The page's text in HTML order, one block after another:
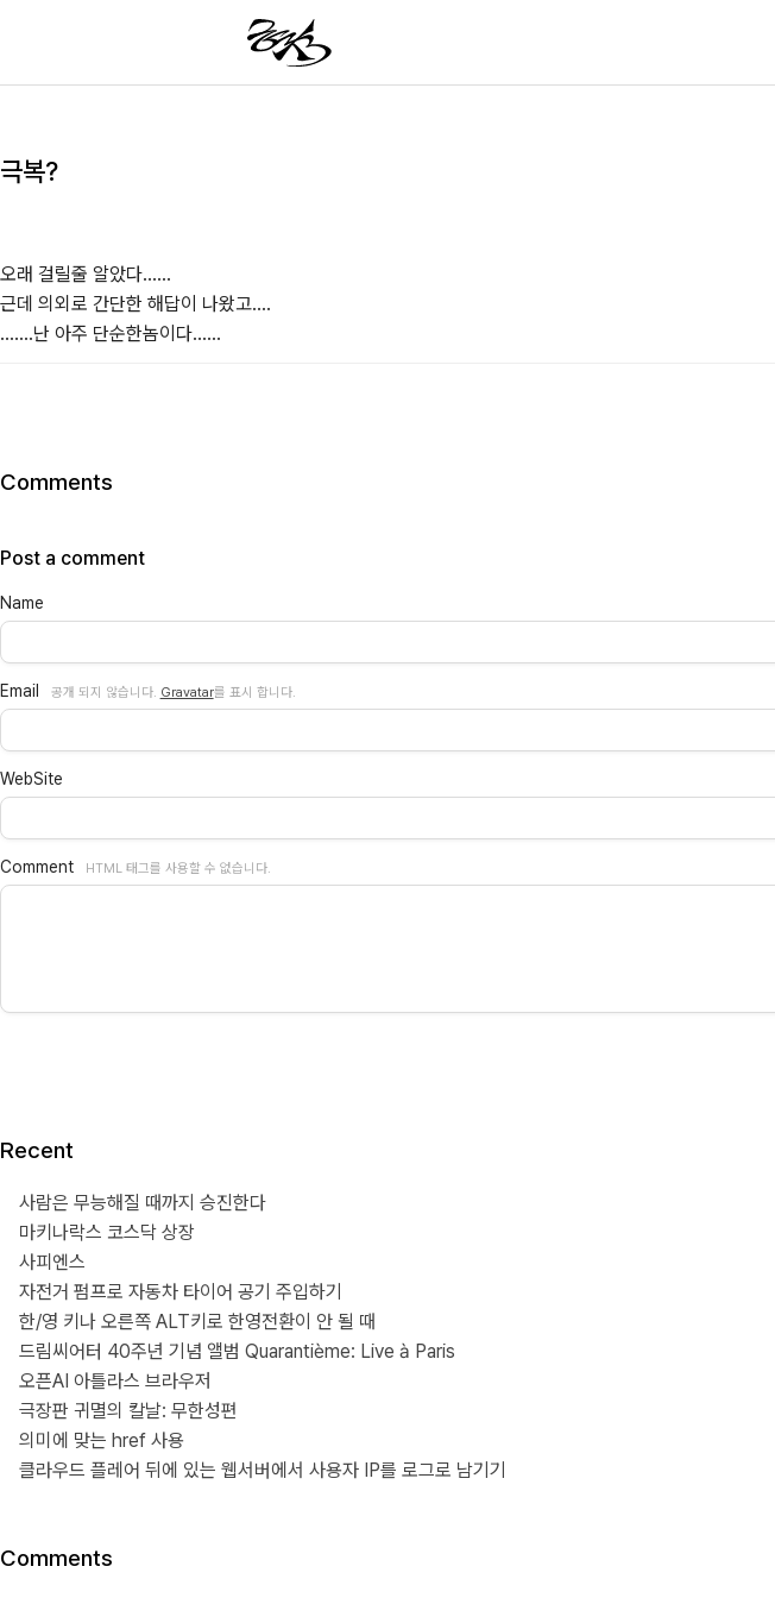
극복?
오래 걸릴줄 알았다......
근데 의외로 간단한 해답이 나왔고....
.......난 아주 단순한놈이다......
Comments
Post a comment
Name
Email 공개 되지 않습니다. Gravatar를 표시 합니다.
WebSite
Comment HTML 태그를 사용할 수 없습니다.
Recent
사람은 무능해질 때까지 승진한다
마키나락스 코스닥 상장
사피엔스
자전거 펌프로 자동차 타이어 공기 주입하기
한/영 키나 오른쪽 ALT키로 한영전환이 안 될 때
드림씨어터 40주년 기념 앨범 Quarantième: Live à Paris
오픈AI 아틀라스 브라우저
극장판 귀멸의 칼날: 무한성편
의미에 맞는 href 사용
클라우드 플레어 뒤에 있는 웹서버에서 사용자 IP를 로그로 남기기
Comments